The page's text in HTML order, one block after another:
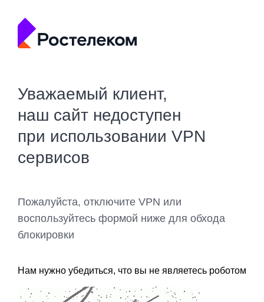
Уважаемый клиент,
наш сайт недоступен
при использовании VPN
сервисов
Пожалуйста, отключите VPN или
воспользуйтесь формой ниже для обхода
блокировки
Нам нужно убедиться, что вы не являетесь роботом